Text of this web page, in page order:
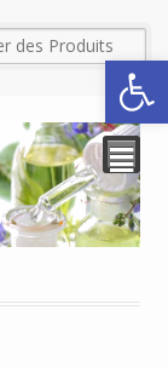
Ouvrir
²